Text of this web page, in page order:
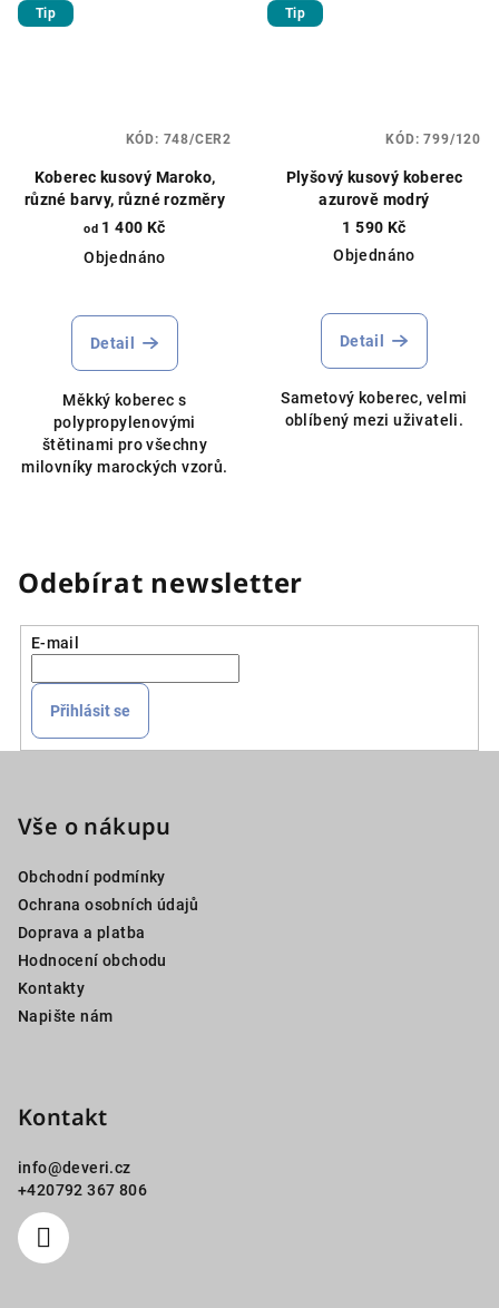
Tip
Koberec kusový Maroko,
různé barvy, různé rozměry
od 1 400 Kč
Objednáno
Detail
Měkký koberec s
polypropylenovými
štětinami pro všechny
milovníky marockých vzorů.
KÓD: 748/CER2
Tip
Plyšový kusový koberec
azurově modrý
1 590 Kč
Objednáno
Detail
Sametový koberec, velmi
oblíbený mezi uživateli.
KÓD:799/120
Odebírat newsletter
E-mail
Přihlásit se
Vše o nákupu
Obchodní podmínky
Ochrana osobních údajů
Doprava a platba
Hodnocení obchodu
Kontakty
Napište nám
Kontakt
info@deveri.cz
+420792 367 806